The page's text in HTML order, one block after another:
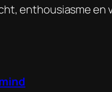
enthousiasme en